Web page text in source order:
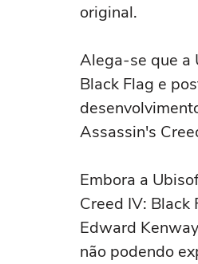
original.
Alega-se que a
Black Flag e
Assassin's
Embora a
Creed IV:
Edward
não podendo